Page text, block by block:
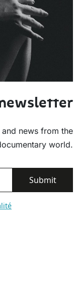
news from the
world.